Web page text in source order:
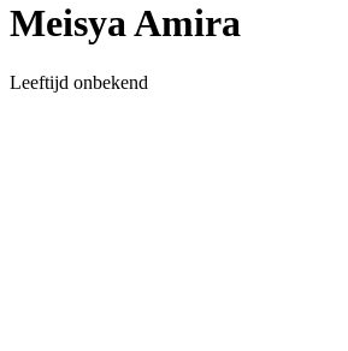
Meisya Amira
Leeftijd onbekend